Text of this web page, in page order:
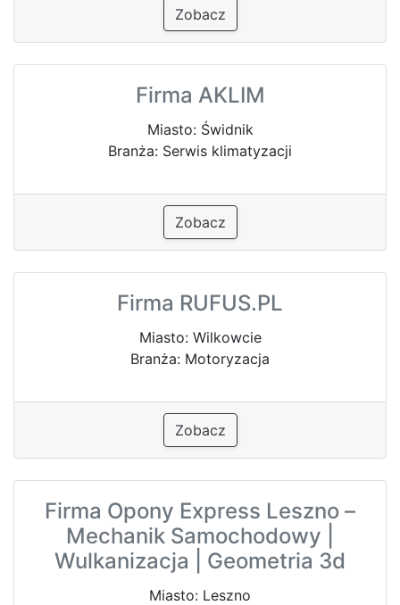
Zobacz
Firma AKLIM
Miasto: Świdnik
Branża: Serwis klimatyzacji
Zobacz
Firma RUFUS.PL
Miasto: Wilkowcie
Branża: Motoryzacja
Zobacz
Firma Opony Express Leszno –
Mechanik Samochodowy |
Wulkanizacja | Geometria 3d
Miasto: Leszno